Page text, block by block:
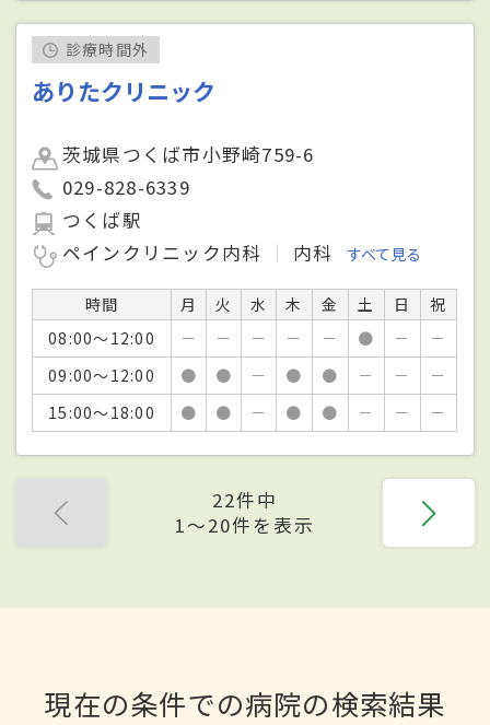
診療時間外
ありたクリニック
茨城県つくば市小野崎759-6
029-828-6339
つくば駅
ペインクリニック内科
内科 すべて見る
時間 月 火 水 木 金 土 日
祝
08:00～12:00
－ － － － － ● －
－
09:00～12:00
● ● － ● ● － －
－
15:00～18:00
● ● － ● ● － － －
22件中
1〜20件を表示
現在の条件での病院の検索結果